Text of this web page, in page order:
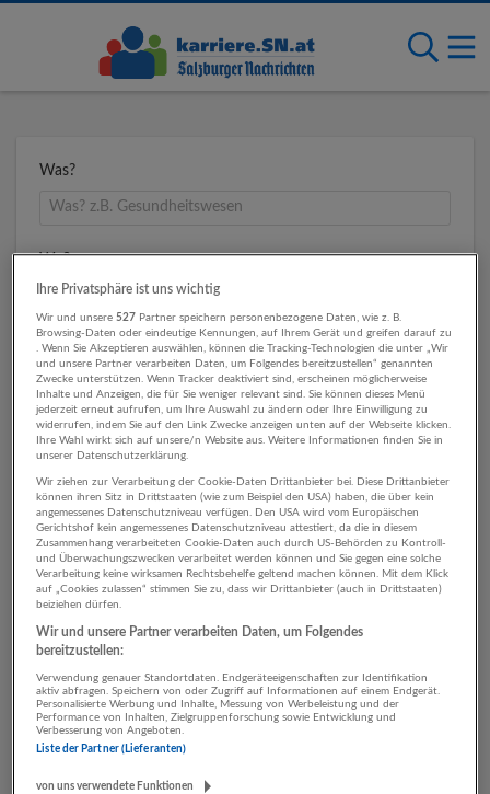
Was?
Wo?
Umkreis
1 Beratung, Consulting
Energieversorgung
Unternehmen
Ihre Privatsphäre ist uns wichtig
Wir und unsere527 Partner speichern personenbezogene Daten, wie z. B.
Browsing-Daten oder eindeutige Kennungen, auf Ihrem Gerät und greifen darauf zu
. Wenn Sie Akzeptieren auswählen, können die Tracking-Technologien die unter „Wir
und unsere Partner verarbeiten Daten, um Folgendes bereitzustellen“ genannten
Zwecke unterstützen. Wenn Tracker deaktiviert sind, erscheinen möglicherweise
Inhalte und Anzeigen, die für Sie weniger relevant sind. Sie können dieses Menü
jederzeit erneut aufrufen, um Ihre Auswahl zu ändern oder Ihre Einwilligung zu
widerrufen, indem Sie auf den Link Zwecke anzeigen unten auf der Webseite klicken.
Ihre Wahl wirkt sich auf unsere/n Website aus. Weitere Informationen finden Sie in
unserer Datenschutzerklärung.
Wir ziehen zur Verarbeitung der Cookie-Daten Drittanbieter bei. Diese Drittanbieter
können ihren Sitz in Drittstaaten (wie zum Beispiel den USA) haben, die über kein
angemessenes Datenschutzniveau verfügen. Den USA wird vom Europäischen
Gerichtshof kein angemessenes Datenschutzniveau attestiert, da die in diesem
Zusammenhang verarbeiteten Cookie-Daten auch durch US-Behörden zu Kontroll-
und Überwachungszwecken verarbeitet werden können und Sie gegen eine solche
Verarbeitung keine wirksamen Rechtsbehelfe geltend machen können. Mit dem Klick
auf „Cookies zulassen“ stimmen Sie zu, dass wir Drittanbieter (auch in Drittstaaten)
beiziehen dürfen.
Wir und unsere Partner verarbeiten Daten, um Folgendes
bereitzustellen:
Verwendung genauer Standortdaten. Endgeräteeigenschaften zur Identifikation
aktiv abfragen. Speichern von oder Zugriff auf Informationen auf einem Endgerät.
Personalisierte Werbung und Inhalte, Messung von Werbeleistung und der
Performance von Inhalten, Zielgruppenforschung sowie Entwicklung und
Verbesserung von Angeboten.
Liste der Partner (Lieferanten)
von uns verwendete Funktionen